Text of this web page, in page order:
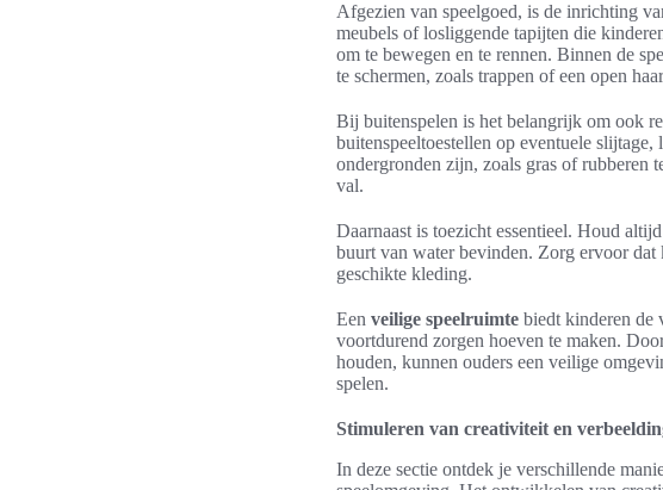
Afgezien van speelgoed, is de inrichting
meubels of losliggende tapijten die
om te bewegen en te rennen. Binnen de
te schermen, zoals trappen of een open
Bij buitenspelen is het belangrijk om ook
buitenspeeltoestellen op eventuele
ondergronden zijn, zoals gras of rubberen
val.
Daarnaast is toezicht essentieel. Houd
buurt van water bevinden. Zorg ervoor dat
geschikte kleding.
Een veilige speelruimte biedt kinderen de
voortdurend zorgen hoeven te maken.
houden, kunnen ouders een veilige
spelen.
Stimuleren van creativiteit en
In deze sectie ontdek je verschillende